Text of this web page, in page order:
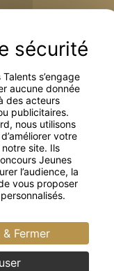
s’engage
aucune donnée
des acteurs
publicitaires.
nous utilisons
votre
site. Ils
Jeunes
l’audience, la
vous proposer
Fermer